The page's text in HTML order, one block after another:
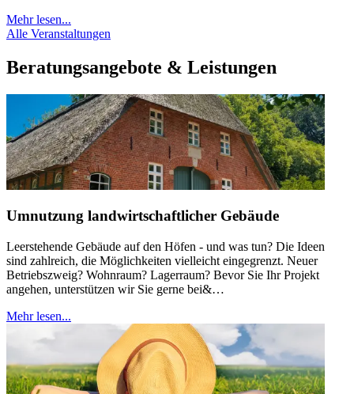
Mehr lesen...
Alle Veranstaltungen
Beratungsangebote & Leistungen
Umnutzung landwirtschaftlicher Gebäude
Leerstehende Gebäude auf den Höfen - und was tun? Die Ideen
sind zahlreich, die Möglichkeiten vielleicht eingegrenzt. Neuer
Betriebszweig? Wohnraum? Lagerraum? Bevor Sie Ihr Projekt
angehen, unterstützen wir Sie gerne bei&…
Mehr lesen...